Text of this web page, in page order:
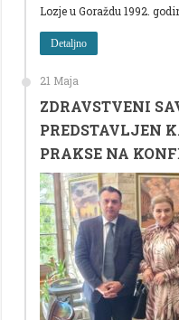
Lozje u Goraždu 1992.
Detaljno
21 Maja
ZDRAVSTVENI
PREDSTAVLJEN
PRAKSE NA